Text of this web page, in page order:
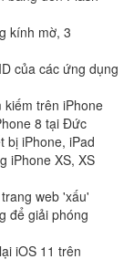
kính mờ, 3
của các ứng dụng
trên iPhone
8 tại Đức
bị iPhone, iPad
iPhone XS, XS
web 'xấu'
để giải phóng
iOS 11 trên